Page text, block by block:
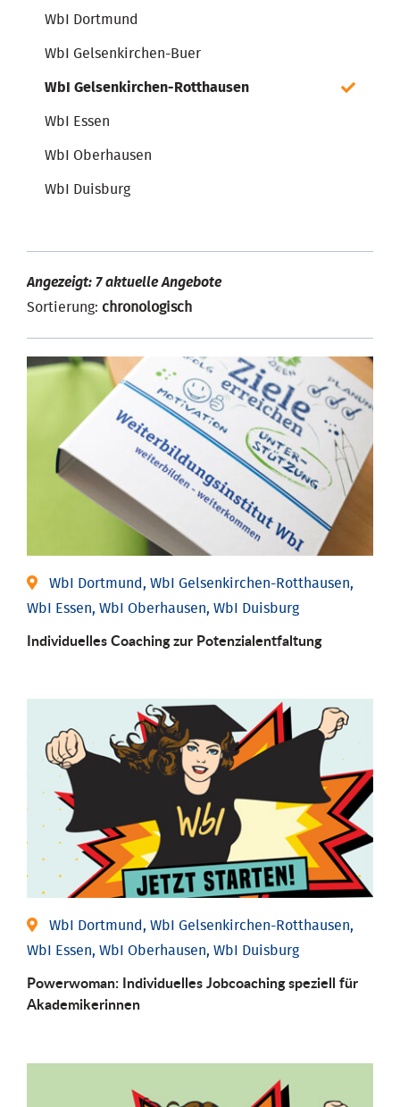
WbI Dortmund
WbI Gelsenkirchen-Buer
WbI Gelsenkirchen-Rotthausen
WbI Essen
WbI Oberhausen
WbI Duisburg
Angezeigt: 7 aktuelle Angebote
Sortierung: chronologisch
WbI Dortmund, WbI Gelsenkirchen-Rotthausen,
WbI Essen, WbI Oberhausen, WbI Duisburg
Individuelles Coaching zur Potenzialentfaltung
WbI Dortmund, WbI Gelsenkirchen-Rotthausen,
WbI Essen, WbI Oberhausen, WbI Duisburg
Powerwoman: Individu­elles Job­coaching speziell für
Aka­demiker­innen